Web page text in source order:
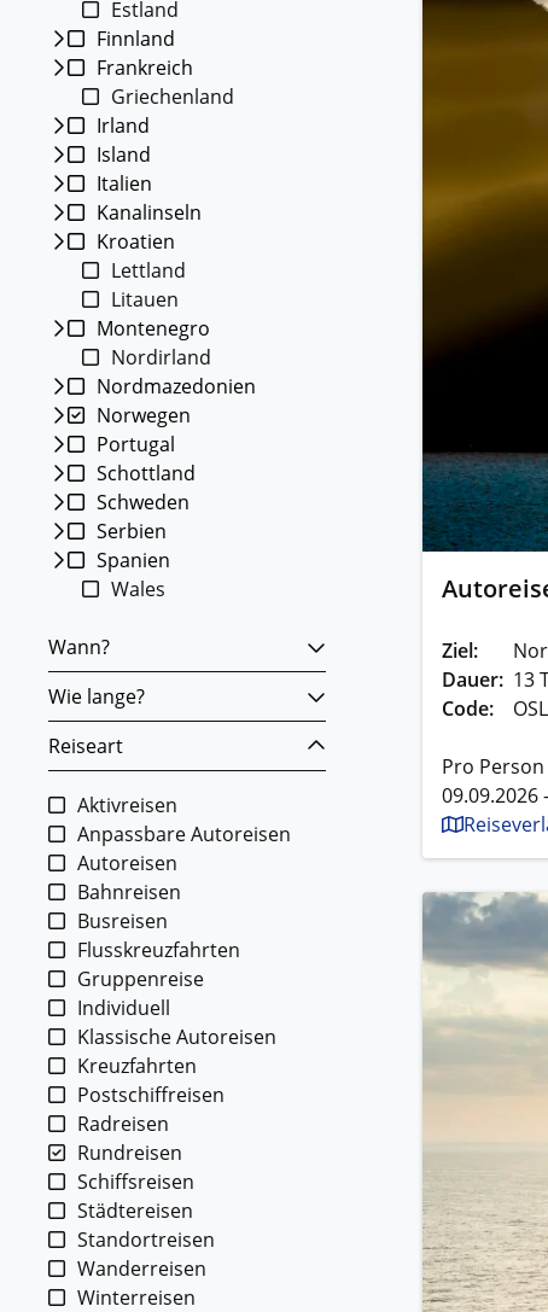
Reisen
Estland
Finnland
Frankreich
Griechenland
Irland
Island
Italien
Kanalinseln
Kroatien
Lettland
Litauen
Montenegro
Nordirland
Nordmazedonien
Norwegen
Portugal
Schottland
Schweden
Serbien
Spanien
Wales
Wann?
Wie lange?
Reiseart
Aktivreisen
Anpassbare Autoreisen
Autoreisen
Bahnreisen
Busreisen
Flusskreuzfahrten
Gruppenreise
Individuell
Klassische Autoreisen
Kreuzfahrten
Postschiffreisen
Radreisen
Rundreisen
Schiffsreisen
Städtereisen
Standortreisen
Wanderreisen
Winterreisen
Ziel:
Dauer: 13
Code:
Pro
09.09.2026